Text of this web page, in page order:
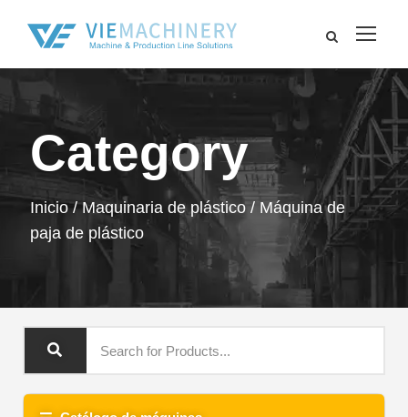
Category
Inicio/Maquinaria de plástico / Máquina de
paja de plástico